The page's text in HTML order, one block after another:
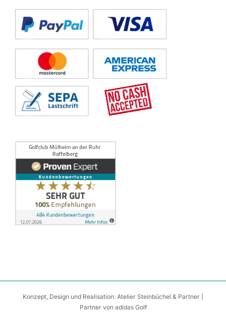
Konzept, Design und Realisation: Atelier Steinbüchel & Partner
Partner von adidas Golf